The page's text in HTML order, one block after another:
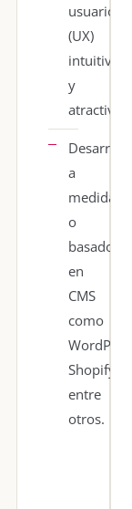
usuario
(UX)
intuitivas
y
atractivas.
Desarrollo
a
medida
o
basado
en
CMS
como
WordPress,
Shopify,
entre
otros.